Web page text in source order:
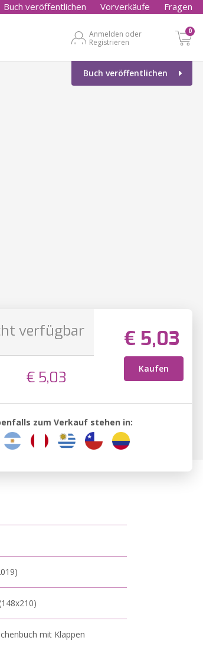
Buch veröffentlichen Vorverkäufe Fragen
Anmelden oder
Registrieren
0
Buch veröffentlichen
verfügbar € 5,03
Kaufen
€ 5,03
zum Verkauf stehen in:
mit Klappen